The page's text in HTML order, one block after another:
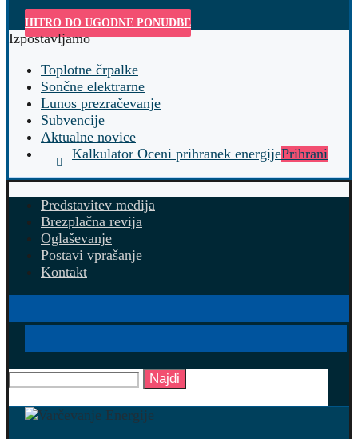
HITRO DO UGODNE PONUDBE
Izpostavljamo
Toplotne črpalke
Sončne elektrarne
Lunos prezračevanje
Subvencije
Aktualne novice
Kalkulator Oceni prihranek energijePrihrani
Predstavitev medija
Brezplačna revija
Oglaševanje
Postavi vprašanje
Kontakt
Najdi